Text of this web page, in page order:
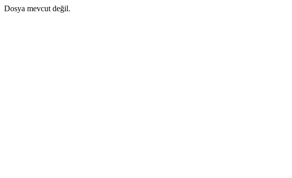
Dosya mevcut değil.